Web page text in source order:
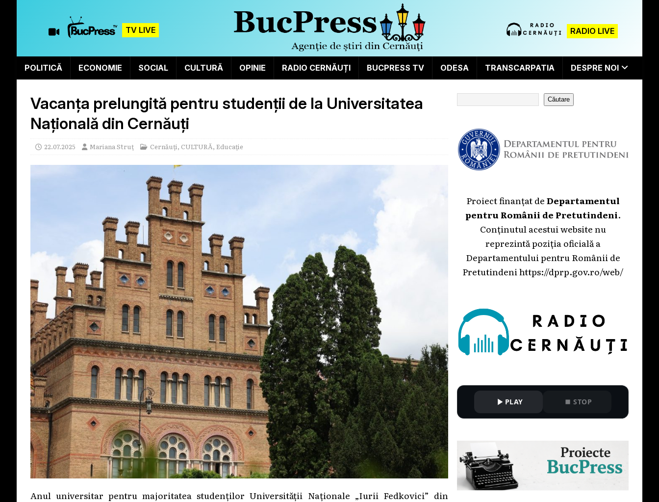
TV LIVE RADIO LIVE
POLITICĂ ECONOMIE SOCIAL CULTURĂ OPINIE RADIO CERNĂUȚI BUCPRESS TV ODESA TRANSCARPATIA DESPRE NOI
Vacanța prelungită pentru studenții de la Universitatea
Națională din Cernăuți
22.07.2025 Mariana Struț Cernăuți, CULTURĂ, Educație
Anul universitar pentru majoritatea studenților Universității Naționale „Iurii Fedkovici” din
Căutare
Proiect finanțat deDepartamentul
pentru Românii de Pretutindeni.
Conținutul acestui website nu
reprezintă poziția oficială a
Departamentului pentru Românii de
Pretutindenihttps://dprp.gov.ro/web/
PLAY STOP